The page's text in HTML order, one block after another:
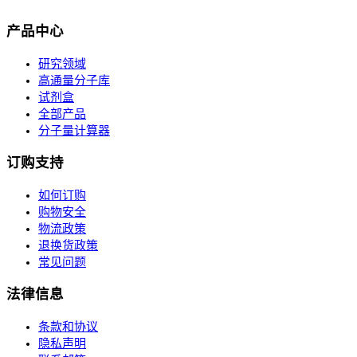
产品中心
研究领域
高通量分子库
试剂盒
全部产品
分子量计算器
订购支持
如何订购
购物安全
物流政策
退换货政策
常见问题
法律信息
条款和协议
隐私声明